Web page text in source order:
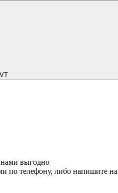
выгодно
по телефону, либо напишите